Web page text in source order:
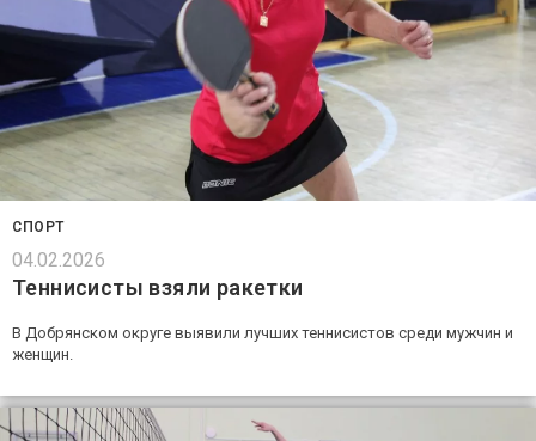
СПОРТ
04.02.2026
Теннисисты взяли ракетки
В Добрянском округе выявили лучших теннисистов среди мужчин и
женщин.